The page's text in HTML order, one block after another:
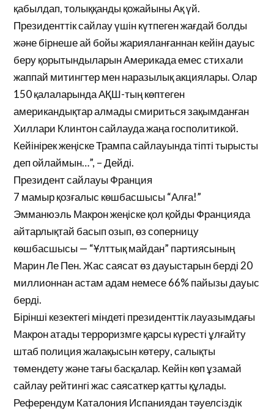
қабылдап, толыққанды қожайыны Ақ үй.
Президенттік сайлау үшін күтпеген жағдай болды
және бірнеше ай бойы жарияланғаннан кейін дауыс
беру қорытындыларын Америкада емес стихали
жаппай митингтер мен наразылық акциялары. Олар
150 қалаларында АҚШ-тың көптеген
американдықтар алмады смириться зақымданған
Хиллари Клинтон сайлауда жаңа госполитикой.
Кейінірек жеңіске Трампа сайлауында тіпті тырысты
деп ойлаймын…”, – Дейді.
Президент сайлауы Франция
7 мамыр қозғалыс көшбасшысы “Алға!”
Эмманюэль Макрон жеңіске қол қойды Францияда
айтарлықтай басып озып, өз соперницу
көшбасшысы — “Ұлттық майдан” партиясының
Марин Ле Пен. Жас саясат өз дауыстарын берді 20
миллионнан астам адам немесе 66% пайызы дауыс
берді.
Бірінші кезектегі міндеті президенттік лауазымдағы
Макрон атады терроризмге қарсы күресті ұлғайту
штаб полиция жалақысын көтеру, салықты
төмендету және тағы басқалар. Кейін көп ұзамай
сайлау рейтингі жас саясаткер қатты құлады.
Референдум Каталония Испаниядан тәуелсіздік